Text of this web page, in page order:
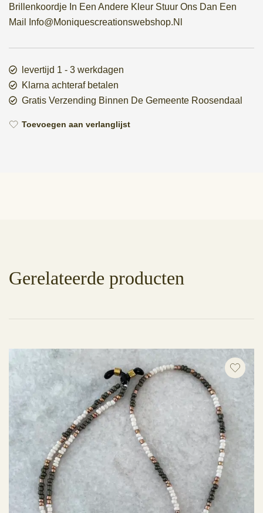
Brillenkoordje In Een Andere Kleur Stuur Ons Dan Een
Mail Info@Moniquescreationswebshop.Nl
levertijd 1 - 3 werkdagen
Klarna achteraf betalen
Gratis Verzending Binnen De Gemeente Roosendaal
Toevoegen aan verlanglijst
Gerelateerde producten